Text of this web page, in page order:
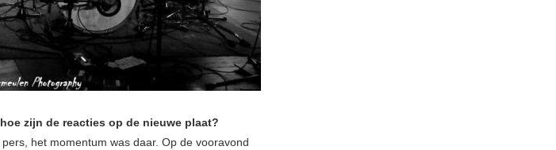
zijn de reacties op de nieuwe plaat?
het momentum was daar. Op de vooravond